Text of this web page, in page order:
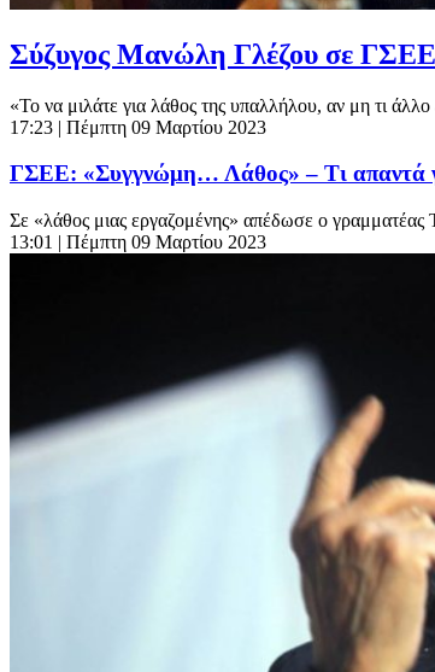
Σύζυγος Μανώλη Γλέζου σε
«Το να μιλάτε για λάθος της υπαλλήλου, αν μη τι άλλο
17:23 | Πέμπτη 09 Μαρτίου 2023
ΓΣΕΕ: «Συγγνώμη… Λάθος» – Τι απαντά
Σε «λάθος μιας εργαζομένης» απέδωσε ο
13:01 | Πέμπτη 09 Μαρτίου 2023